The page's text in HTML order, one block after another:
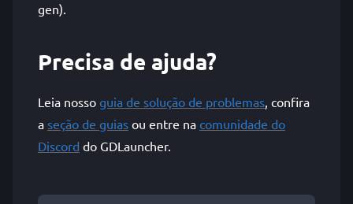
gen).
Precisa de ajuda?
Leia nosso guia de solução de problemas, confira
a seção de guias ou entre na comunidade do
Discord do GDLauncher.